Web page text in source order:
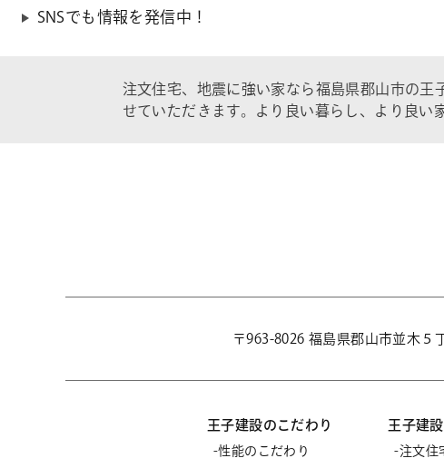
SNSでも情報を発信中！
注文住宅、地震に強い家なら福島県郡山市の王
せていただきます。より良い暮らし、より良い
〒963-8026 福島県郡山市並木５
王子建設のこだわり
性能のこだわり
王子建
注文住